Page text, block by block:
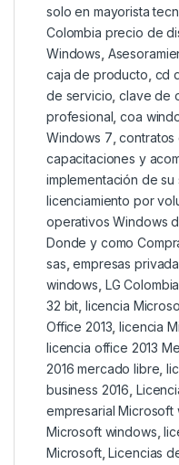
solo en mayorista
Colombia precio de
Windows
caja de producto cd
de servicio ,clave de
profesional ,coa
Windows 7 ,contratos
capacitaciones y
implementación de
licenciamiento por
operativos Windows
Donde y como
sas ,empresas
windows LG Colombia
32 bit licencia
Office 2013 ,licencia
licencia office 2013
2016 mercado libre ,
business 2016
empresarial Microsoft
Microsoft windows ,
Microsoft,Licencias